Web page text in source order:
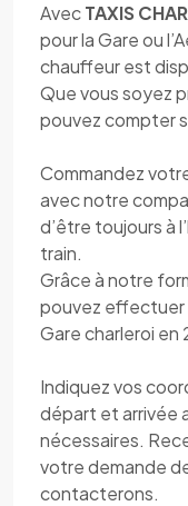
AvecTAXIS
pour la Gare ou
chauffeur est
Que vous soyez
pouvez compter
Commandez
avec notre
d’être toujours à
train.
Grâce à notre
pouvez effectuer
Gare charleroi en
Indiquez vos
départ et arrivée
nécessaires.
votre demande
contacterons.